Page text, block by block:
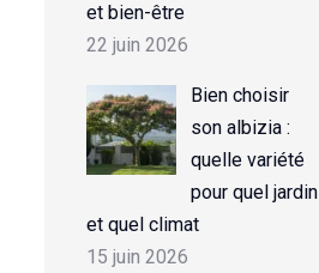
et bien-être
22 juin 2026
Bien choisir
son albizia :
quelle variété
pour quel jardin
et quel climat
15 juin 2026